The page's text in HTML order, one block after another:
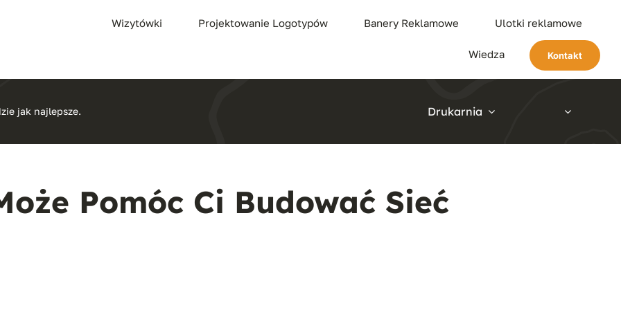
Wizytówki Projektowanie Logotypów Banery Reklamowe Ulotki reklamowe
Wiedza Kontakt
jak najlepsze. Drukarnia
Pomóc Ci Budować Sieć